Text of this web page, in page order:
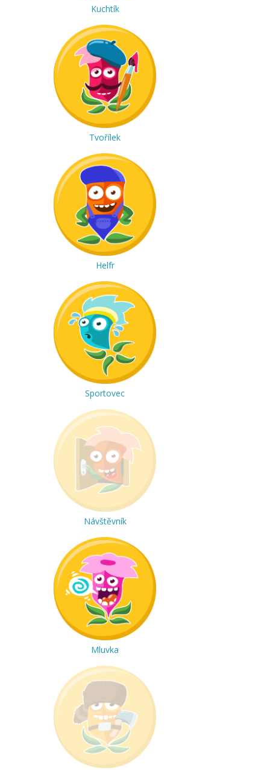
Kuchtík
Tvořílek
Helfr
Sportovec
Návštěvník
Mluvka